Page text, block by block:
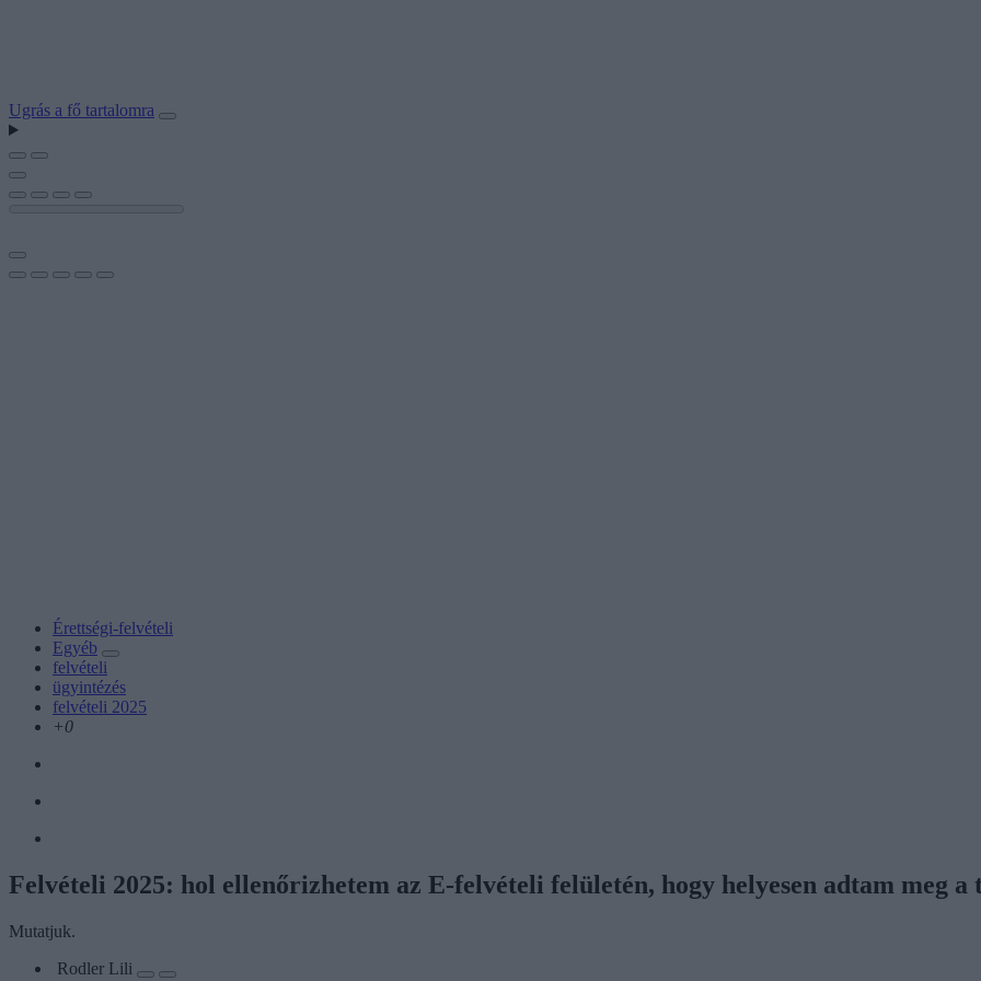
Ugrás a fő tartalomra
Érettségi-felvételi
Egyéb
felvételi
ügyintézés
felvételi 2025
+0
Felvételi 2025: hol ellenőrizhetem az E-felvételi felületén, hogy helyesen adtam meg a
Mutatjuk.
Rodler Lili